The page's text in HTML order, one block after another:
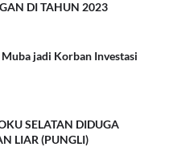
DI TAHUN 2023
jadi Korban Investasi
SELATAN DIDUGA
LIAR (PUNGLI)